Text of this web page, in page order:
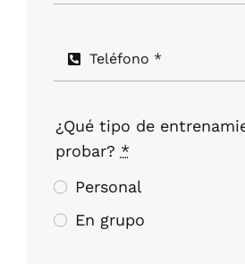
¿Qué tipo de
probar? *
Personal
En grupo